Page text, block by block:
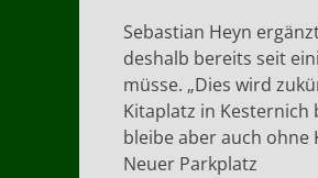
Sebastian Heyn
deshalb bereits seit
müsse. „Dies wird
Kitaplatz in Kesternich
bleibe aber auch ohne
Neuer Parkplatz